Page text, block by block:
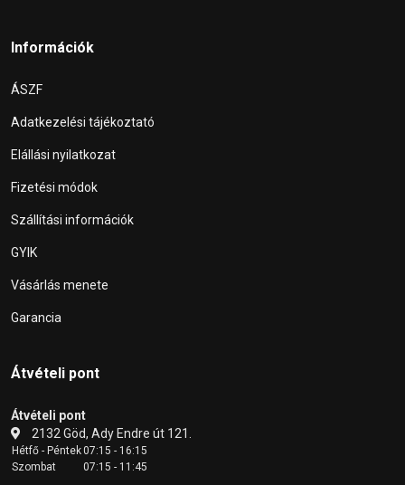
Információk
ÁSZF
Adatkezelési tájékoztató
Elállási nyilatkozat
Fizetési módok
Szállítási információk
GYIK
Vásárlás menete
Garancia
Átvételi pont
Átvételi pont
2132 Göd, Ady Endre út 121.
Hétfő - Péntek07:15 - 16:15
Szombat
07:15 - 11:45